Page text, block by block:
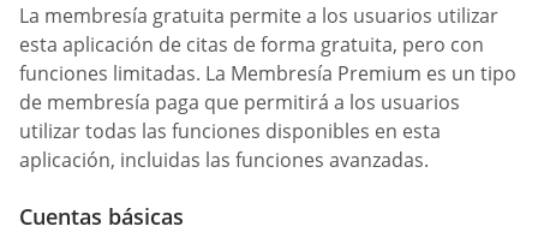
La membresía gratuita permite a los usuarios utilizar
esta aplicación de citas de forma gratuita, pero con
funciones limitadas. La Membresía Premium es un tipo
de membresía paga que permitirá a los usuarios
utilizar todas las funciones disponibles en esta
aplicación, incluidas las funciones avanzadas.
Cuentas básicas